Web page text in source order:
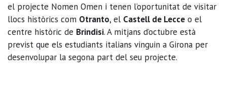
el projecte Nomen Omen i tenen l’oportunitat de visitar
llocs històrics com Otranto, el Castell de Lecce o el
centre històric de Brindisi. A mitjans d’octubre està
previst que els estudiants italians vinguin a Girona per
desenvolupar la segona part del seu projecte.